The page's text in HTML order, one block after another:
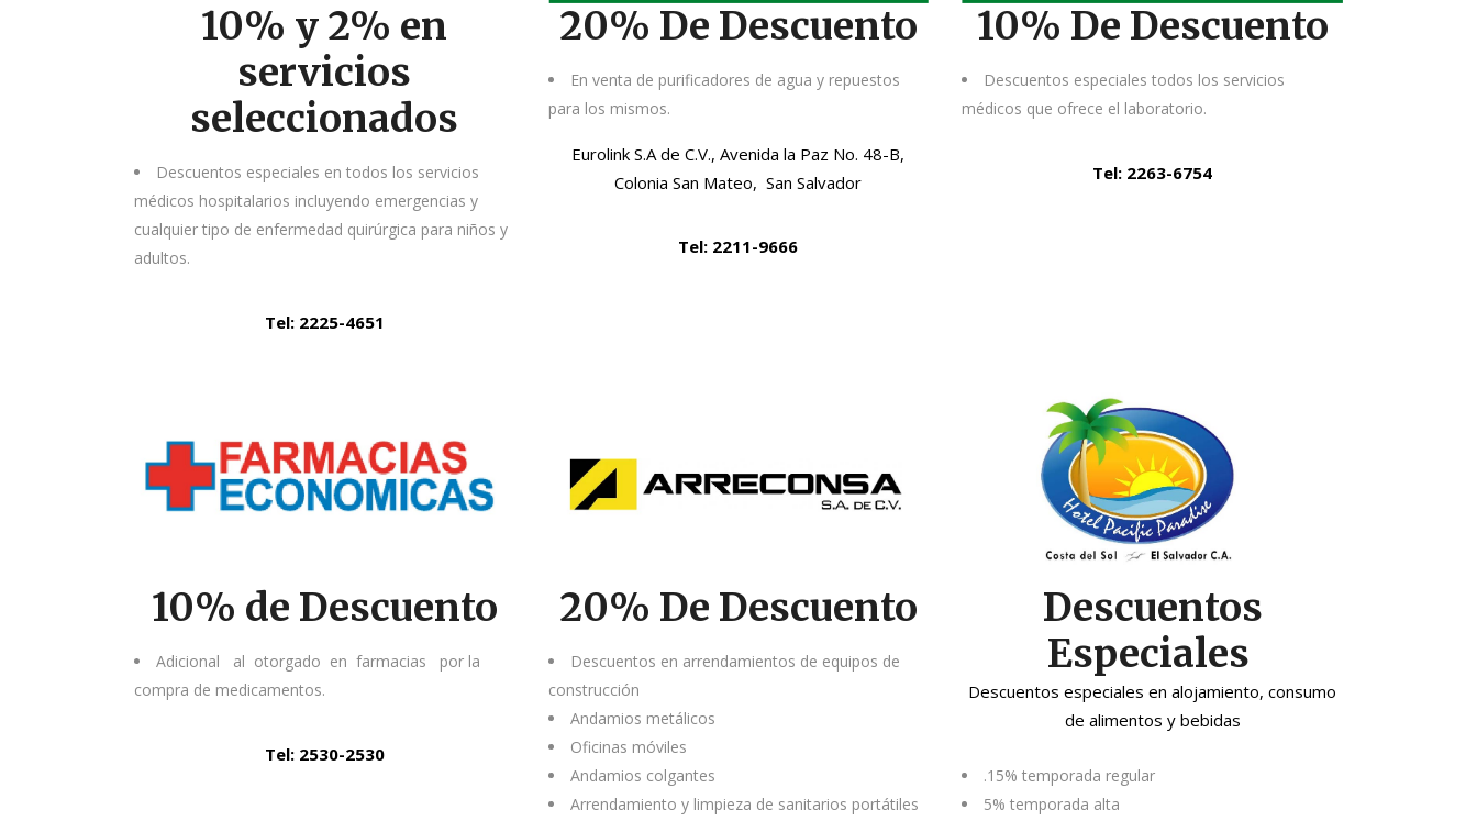
10% y 2% en
servicios
seleccionados
Descuentos especiales en todos los servicios
médicos hospitalarios incluyendo emergencias y
cualquier tipo de enfermedad quirúrgica para niños y
adultos.
Tel: 2225-4651
20% De Descuento
En venta de purificadores de agua y repuestos
para los mismos.
Eurolink S.A de C.V., Avenida la Paz No. 48-B,
Colonia San Mateo, San Salvador
Tel: 2211-9666
10% De Descuento
Descuentos especiales todos los servicios
médicos que ofrece el laboratorio.
Tel: 2263-6754
10% de Descuento
Adicional al otorgado en farmacias por la
compra de medicamentos.
Tel: 2530-2530
20% De Descuento
Descuentos en arrendamientos de equipos de
construcción
Andamios metálicos
Oficinas móviles
Andamios colgantes
Arrendamiento y limpieza de sanitarios portátiles
Descuentos
Especiales
Descuentos especiales en alojamiento, consumo
de alimentos y bebidas
.15% temporada regular
5% temporada alta